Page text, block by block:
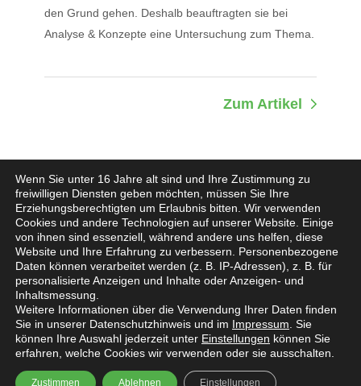
den Grund gehen. Deshalb beauftragten sie bei
Analyse & Konzepte eine Untersuchung zum Thema.
Zum Artikel
Wenn Sie unter 16 Jahre alt sind und Ihre Zustimmung zu
freiwilligen Diensten geben möchten, müssen Sie Ihre
Erziehungsberechtigten um Erlaubnis bitten. Wir verwenden
Cookies und andere Technologien auf unserer Website. Einige
von ihnen sind essenziell, während andere uns helfen, diese
Website und Ihre Erfahrung zu verbessern.
Personenbezogene
Daten können verarbeitet werden (z. B. IP-Adressen), z. B. für
personalisierte Anzeigen und Inhalte oder Anzeigen- und
Inhaltsmessung.
Weitere Informationen über die Verwendung Ihrer Daten finden
Sie in unserer Datenschutzhinweis und im Impressum Sie
können Ihre Auswahl jederzeit unter Einstellungen können Sie
erfahren, welche Cookies wir verwenden oder sie ausschalten.
Zustimmen Ablehnen Einstellungen
Impressum
Jobs